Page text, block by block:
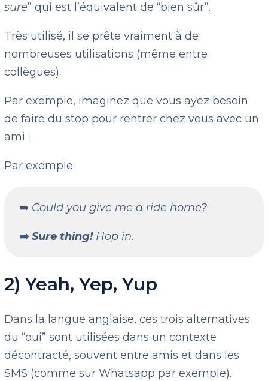
sure” qui est l’équivalent de “bien sûr”.
Très utilisé, il se prête vraiment à de
nombreuses utilisations (même entre
collègues).
Par exemple, imaginez que vous ayez besoin
de faire du stop pour rentrer chez vous avec un
ami :
Par exemple
➡️ Could you give me a ride home?
➡️Sure thing!Hop in.
2) Yeah, Yep, Yup
Dans la langue anglaise, ces trois alternatives
du “oui” sont utilisées dans un contexte
décontracté, souvent entre amis et dans les
SMS (comme sur Whatsapp par exemple).